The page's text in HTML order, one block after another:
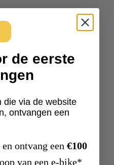
de eerste
die via de website
ontvangen een
ontvang een €100
van een e-bike*